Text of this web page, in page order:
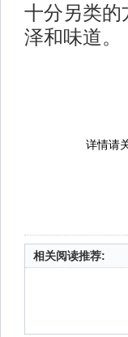
十分另类
泽和味道。
详情请
相关阅读推荐: